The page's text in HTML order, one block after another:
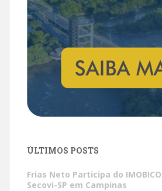
ÚLTIMOS POSTS
Frias Neto Participa do
Secovi-SP em Campinas